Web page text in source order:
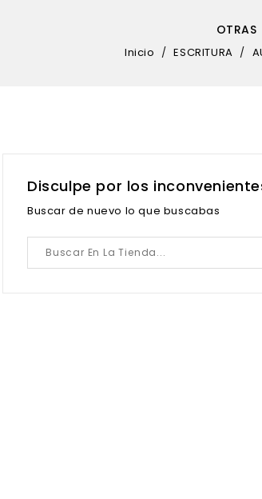
OTRAS
Inicio ESCRITURA
Disculpe por los
Buscar de nuevo lo que buscabas